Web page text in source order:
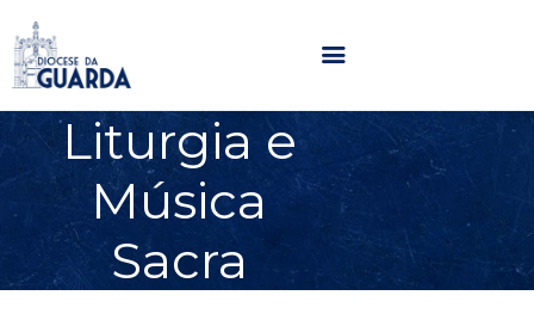
Liturgia e
Música
Sacra
HOME
DIOCESE
PARÓQUIAS